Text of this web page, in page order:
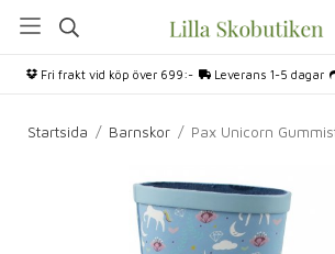
Fri frakt vid köp över 699:- Leverans 1-5 dagar
Startsida / Barnskor / Pax Unicorn